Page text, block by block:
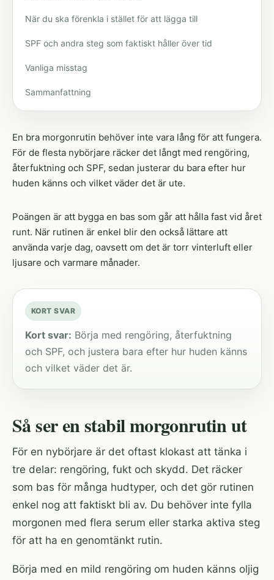
När du ska förenkla i stället för att lägga till
SPF och andra steg som faktiskt håller över tid
Vanliga misstag
Sammanfattning
En bra morgonrutin behöver inte vara lång för att fungera.
För de flesta nybörjare räcker det långt med rengöring,
återfuktning och SPF, sedan justerar du bara efter hur
huden känns och vilket väder det är ute.
Poängen är att bygga en bas som går att hålla fast vid året
runt. När rutinen är enkel blir den också lättare att
använda varje dag, oavsett om det är torr vinterluft eller
ljusare och varmare månader.
KORT SVAR
Kort svar: Börja med rengöring, återfuktning
och SPF, och justera bara efter hur huden känns
och vilket väder det är.
Så ser en stabil morgonrutin ut
För en nybörjare är det oftast klokast att tänka i
tre delar: rengöring, fukt och skydd. Det räcker
som bas för många hudtyper, och det gör rutinen
enkel nog att faktiskt bli av. Du behöver inte fylla
morgonen med flera serum eller starka aktiva steg
för att ha en genomtänkt rutin.
Börja med en mild rengöring om huden känns oljig